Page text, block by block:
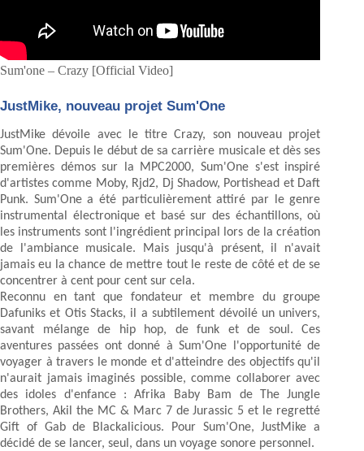
Sum'one – Crazy [Official Video]
JustMike, nouveau projet Sum'One
JustMike dévoile avec le titre Crazy, son nouveau projet
Sum'One. Depuis le début de sa carrière musicale et dès ses
premières démos sur la MPC2000, Sum'One s'est inspiré
d'artistes comme Moby, Rjd2, Dj Shadow, Portishead et Daft
Punk. Sum'One a été particulièrement attiré par le genre
instrumental électronique et basé sur des échantillons, où
les instruments sont l'ingrédient principal lors de la création
de l'ambiance musicale. Mais jusqu'à présent, il n'avait
jamais eu la chance de mettre tout le reste de côté et de se
concentrer à cent pour cent sur cela.
Reconnu en tant que fondateur et membre du groupe
Dafuniks et Otis Stacks, il a subtilement dévoilé un univers,
savant mélange de hip hop, de funk et de soul. Ces
aventures passées ont donné à Sum'One l'opportunité de
voyager à travers le monde et d'atteindre des objectifs qu'il
n'aurait jamais imaginés possible, comme collaborer avec
des idoles d'enfance : Afrika Baby Bam de The Jungle
Brothers, Akil the MC & Marc 7 de Jurassic 5 et le regretté
Gift of Gab de Blackalicious. Pour Sum'One, JustMike a
décidé de se lancer, seul, dans un voyage sonore personnel.